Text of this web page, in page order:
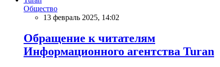
Общество
13 февраль 2025, 14:02
Обращение к читателям
Информационного агентства Turan